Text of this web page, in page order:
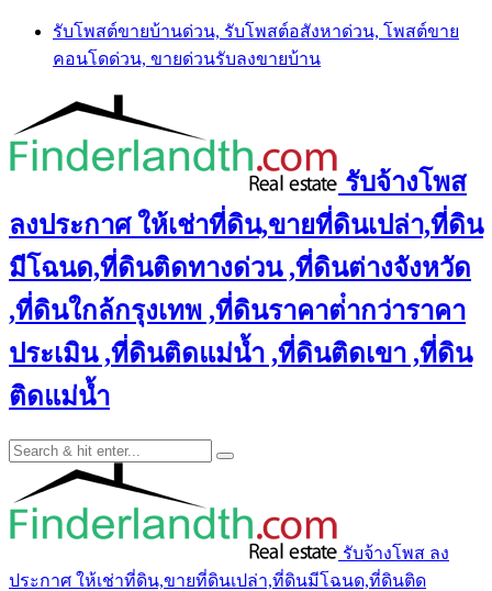
Skip
content
รับโพสต์ขายบ้านด่วน, รับโพสต์อสังหาด่วน, โพสต์ขาย
คอนโดด่วน, ขายด่วนรับลงขายบ้าน
รับจ้างโพส
ลงประกาศ ให้เช่าที่ดิน,ขายที่ดินเปล่า,ที่ดิน
มีโฉนด,ที่ดินติดทางด่วน ,ที่ดินต่างจังหวัด
,ที่ดินใกล้กรุงเทพ ,ที่ดินราคาต่ํากว่าราคา
ประเมิน ,ที่ดินติดแม่น้ำ ,ที่ดินติดเขา ,ที่ดิน
ติดแม่น้ำ
รับจ้างโพส ลง
ประกาศ ให้เช่าที่ดิน,ขายที่ดินเปล่า,ที่ดินมีโฉนด,ที่ดินติด